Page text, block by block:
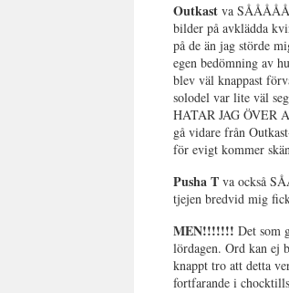
Outkast va SÅÅÅÅÅ
bilder på avklädda
på de än jag störde
egen bedömning av
blev väl knappast
solodel var lite väl
HATAR JAG ÖVER
gå vidare från
för evigt kommer
Pusha Tva också
tjejen bredvid mig
MEN!!!!!!!Det som
lördagen. Ord kan ej
knappt tro att detta
fortfarande i